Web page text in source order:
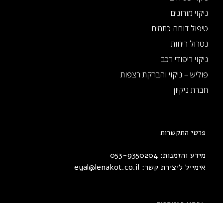
ניקוי מזרונים
טיפול דוחה כתמים
נטרול ריחות
ניקוי ריפודי רכב
פוליש – ניקוי והברקת רצפות
חברת ניקיון
פרטי התקשרות
מידע והזמנות: 053-9350204
אימייל ליצירת קשר: eyal@lenakot.co.il